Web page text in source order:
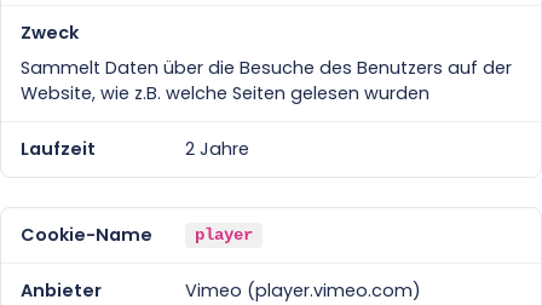
Sammelt Daten über die Besuche des Benutzers auf der
Website, wie z.B. welche Seiten gelesen wurden
2 Jahre
player
Vimeo (player.vimeo.com)